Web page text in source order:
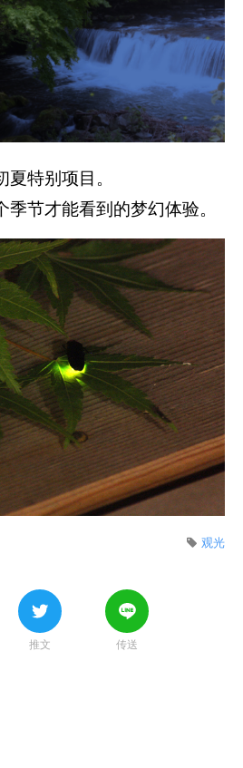
特别项目。
节才能看到的梦幻体验。
观光
推文 传送